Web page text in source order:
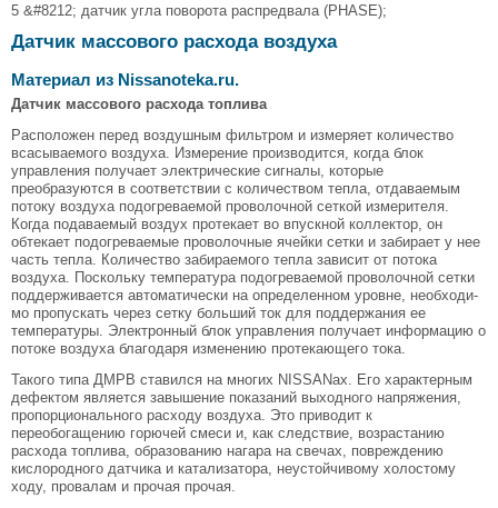
5 &#8212; датчик угла поворота распредвала (PHASE);
Датчик массового расхода воздуха
Материал из Nissanoteka.ru.
Датчик массового расхода топлива
Расположен перед воздушным фильтром и измеряет ко­личество
всасываемого воздуха. Измерение производится, когда блок
управления получает электрические сигналы, ко­торые
преобразуются в соответствии с количеством тепла, отдаваемым
потоку воздуха подогреваемой проволочной сеткой измерителя.
Когда подаваемый воздух протекает во впускной коллектор, он
обтекает подогреваемые проволоч­ные ячейки сетки и забирает у нее
часть тепла. Количество забираемого тепла зависит от потока
воздуха. Поскольку температура подогреваемой проволочной сетки
поддержи­вается автоматически на определенном уровне, необходи­
мо пропускать через сетку больший ток для поддержания ее
температуры. Электронный блок управления получает информацию о
потоке воздуха благодаря изменению про­текающего тока.
Такого типа ДМРВ ставился на многих NISSANах. Его характерным
дефектом является завышение показаний выходного напряжения,
пропорционального расходу воздуха. Это приводит к
переобогащению горючей смеси и, как следствие, возрастанию
расхода топлива, образованию нагара на свечах, повреждению
кислородного датчика и катализатора, неустойчивому холостому
ходу, провалам и прочая прочая.